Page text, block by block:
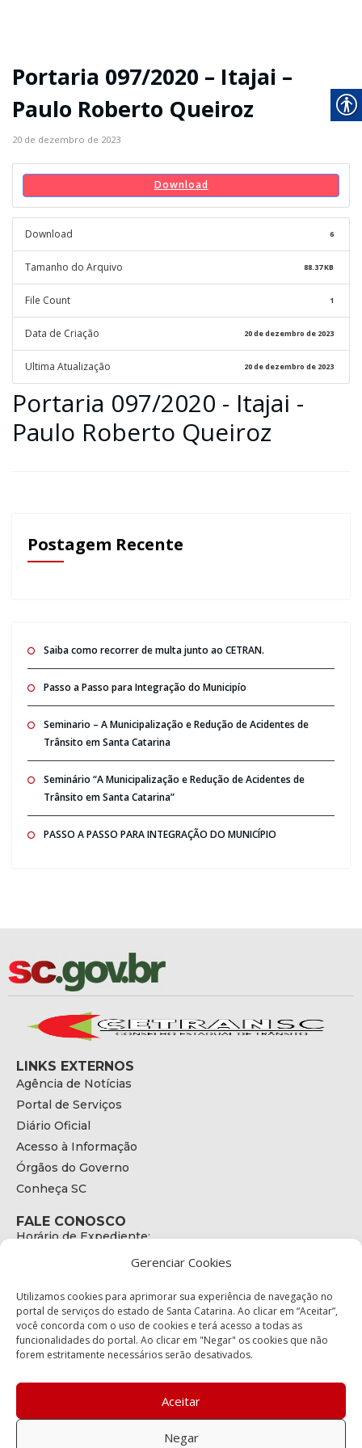
Gerenciar Cookies
Utilizamos cookies para aprimorar sua experiência de navegação no
portal de serviços do estado de Santa Catarina. Ao clicar em “Aceitar”,
você concorda com o uso de cookies e terá acesso a todas as
funcionalidades do portal. Ao clicar em "Negar" os cookies que não
forem estritamente necessários serão desativados.
Aceitar
Negar
Portaria 097/2020 – Itajai –
Paulo Roberto Queiroz
20 de dezembro de 2023
Download
Download 6
Tamanho do Arquivo 88.37 KB
File Count 1
Data de Criação 20 de dezembro de 2023
Ultima Atualização 20 de dezembro de 2023
Portaria 097/2020 - Itajai -
Paulo Roberto Queiroz
Postagem Recente
Saiba como recorrer de multa junto ao CETRAN.
Passo a Passo para Integração do Municipío
Seminario – A Municipalização e Redução de Acidentes de
Trânsito em Santa Catarina
Seminário “A Municipalização e Redução de Acidentes de
Trânsito em Santa Catarina”
PASSO A PASSO PARA INTEGRAÇÃO DO MUNICÍPIO
LINKS EXTERNOS
Agência de Notícias
Portal de Serviços
Diário Oficial
Acesso à Informação
Órgãos do Governo
Conheça SC
FALE CONOSCO
Horário de Expediente:
E-mail:
secretariaexecutiva@cetran.sc.gov.br
ENDEREÇO
Endereço:
Bairro:
Coqueiros, Florianópolis SC
88.080-160